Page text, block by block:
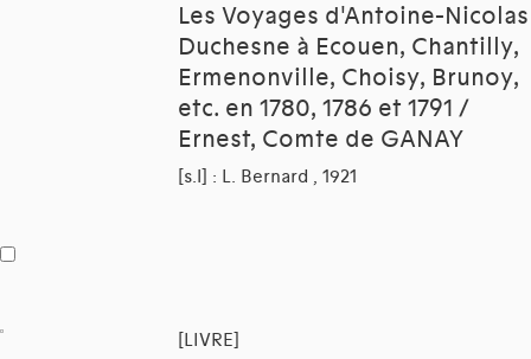
Les Voyages d'Antoine-Nicolas
Duchesne à Ecouen, Chantilly,
Ermenonville, Choisy, Brunoy,
etc. en 1780, 1786 et 1791 /
Ernest, Comte de GANAY
[s.l] : L. Bernard , 1921
[LIVRE]